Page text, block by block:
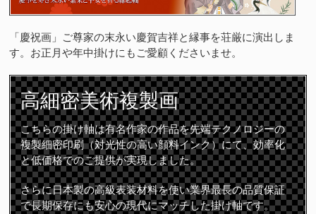
「慶祝画」ご尊家の末永い慶賀吉祥と縁事を荘厳に演出しま
す。お正月や年中掛けにもご愛顧くださいませ。
高細密美術複製画
こちらの掛け軸は有名作家の作品を先端テクノロジーの
複製細密印刷（対光性の高い顔料インク）にて、効率化
と低価格でのご提供が実現しました。
さらに日本製の高級表装材料を使い業界最長の品質保証
で長期保存にも安心の現代にマッチした掛け軸です。